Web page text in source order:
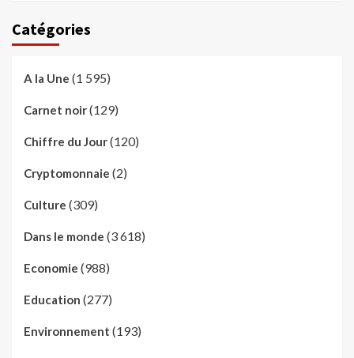
Catégories
A la Une (1 595)
Carnet noir(129)
Chiffre du Jour(120)
Cryptomonnaie (2)
Culture (309)
Dans le monde (3 618)
Economie (988)
Education (277)
Environnement (193)